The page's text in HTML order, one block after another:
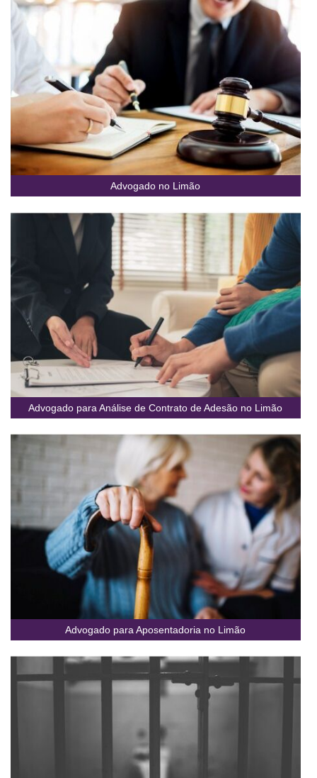
Advogado no Limão
Advogado para Análise de Contrato de Adesão no Limão
Advogado para Aposentadoria no Limão